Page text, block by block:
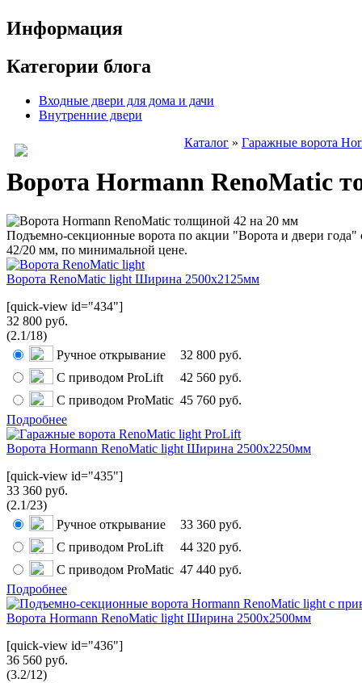
Информация
Категории блога
Входные двери для дома и дачи
Внутренние двери
Каталог » Гаражные ворота
Ворота Hormann RenoMatic
Подъемно-секционные ворота по акции "Ворота и двери
42/20 мм, по минимальной цене.
Ворота RenoMatic light Ширина 2500х2125мм
[quick-view id="434"]
32 800 руб.
(2.1/18)
Ручное открывание
32 800 руб.
С приводом ProLift
42 560 руб.
С приводом ProMatic 45 760 руб.
Подробнее
Ворота Hormann RenoMatic light Ширина 2500x2250мм
[quick-view id="435"]
33 360 руб.
(2.1/23)
Ручное открывание
33 360 руб.
С приводом ProLift
44 320 руб.
С приводом ProMatic 47 440 руб.
Подробнее
Ворота Hormann RenoMatic light Ширина 2500x2500мм
[quick-view id="436"]
36 560 руб.
(3.2/12)